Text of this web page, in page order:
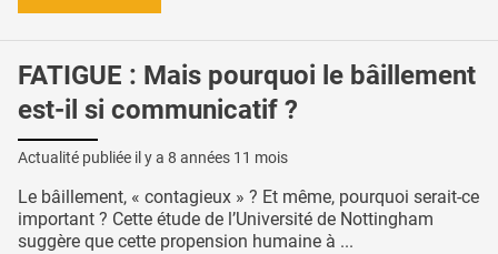
FATIGUE : Mais pourquoi le bâillement
est-il si communicatif ?
Actualité publiée il y a 8 années 11 mois
Le bâillement, « contagieux » ? Et même, pourquoi serait-ce
important ? Cette étude de l’Université de Nottingham
suggère que cette propension humaine à ...